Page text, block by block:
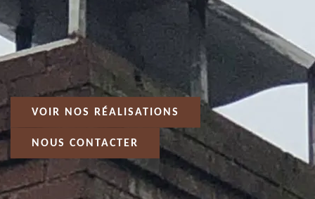
VOIR NOS RÉALISATIONS
NOUS CONTACTER